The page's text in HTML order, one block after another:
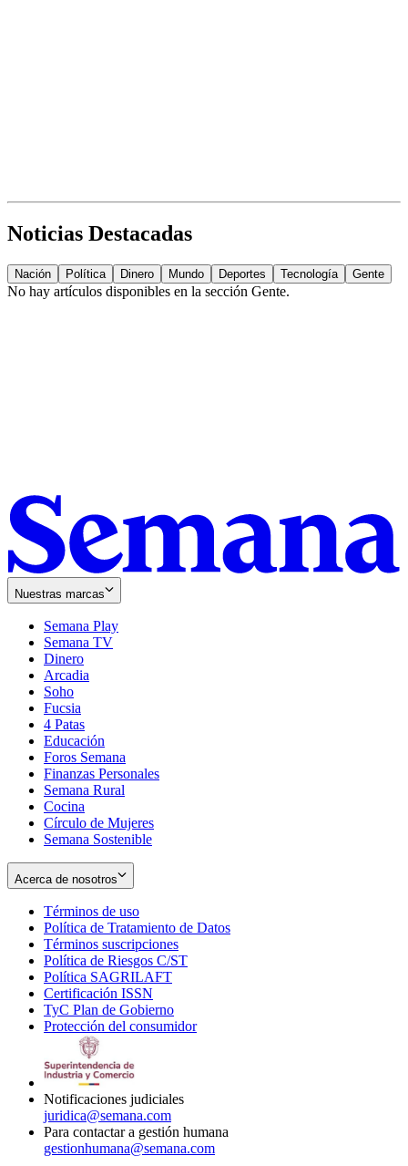
Noticias Destacadas
Nación Política Dinero Mundo Deportes Tecnología Gente
No hay artículos disponibles en la sección Gente.
Nuestras marcas
Semana Play
Semana TV
Dinero
Arcadia
Soho
in
new
window
Fucsia
in
new
window
4 Patas
Educación
Foros Semana
Finanzas Personales
Semana Rural
Cocina
Círculo de Mujeres
Semana Sostenible
Acerca de nosotros
Términos de uso
in
new
window
Política de Tratamiento de Datos
Términos suscripciones
in
Política de Riesgos C/ST
Política SAGRILAFT
new
window
Certificación ISSN
in
new
TyC Plan de Gobierno
in
Protección del consumidorOpens
Notificaciones judiciales
juridica@semana.com
Para contactar a gestión humana
gestionhumana@semana.com